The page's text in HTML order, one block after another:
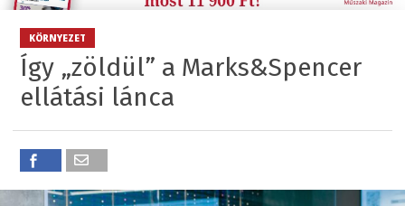
KÖRNYEZET
Így „zöldül” a Marks&Spencer
ellátási lánca